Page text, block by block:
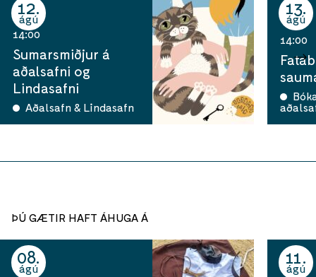
12
ágú
14:00
Sumarsmiðjur á
aðalsafni og
Lindasafni
Aðalsafn & Lindasafn
13
ágú
14:00
ÞÚ GÆTIR HAFT ÁHUGA Á
08
ágú
11
ágú